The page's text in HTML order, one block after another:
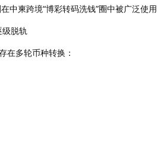
柬跨境“博彩转码洗钱”圈中被广泛使用
脱轨
在多轮币种转换：